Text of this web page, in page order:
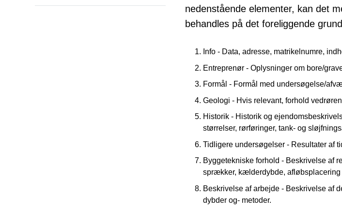
nedenstående elementer, kan det
behandles på det foreliggende
Info - Data, adresse, matrikelnumre,
Entreprenør - Oplysninger om bore/
Formål - Formål med undersøgelse/
Geologi - Hvis relevant, forhold
Historik - Historik og
størrelser, rørføringer, tank- og
Tidligere undersøgelser - Resultater af
Byggetekniske forhold - Beskrivelse af
sprækker, kælderdybde, afløbsplacering
Beskrivelse af arbejde - Beskrivelse af
dybder og- metoder.